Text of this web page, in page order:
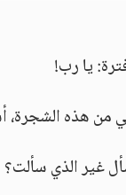
يا رب!
من هذه
غير الذي سألت؟